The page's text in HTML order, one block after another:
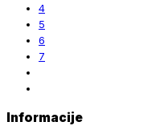
4
5
6
7
Informacije